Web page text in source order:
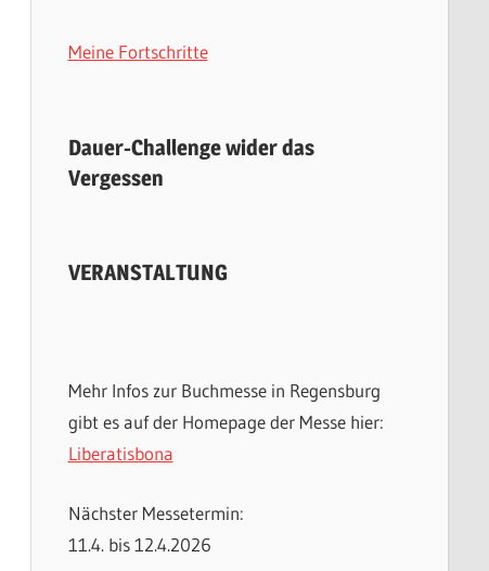
Meine Fortschritte
Dauer-Challenge wider das
Vergessen
VERANSTALTUNG
Mehr Infos zur Buchmesse in Regensburg
gibt es auf der Homepage der Messe hier:
Liberatisbona
Nächster Messetermin:
11.4. bis 12.4.2026